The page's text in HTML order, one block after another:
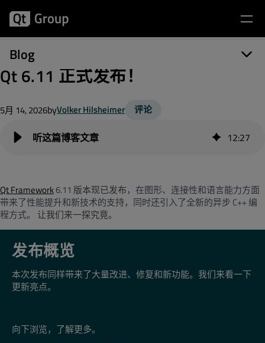
Blog
Qt 6.11 正式发布！
5月 14, 2026byVolker Hilsheimer 评论
12:27
Qt Framework6.11 版本现已发布， 在图形、连接性和语言能力方面
带来了性能提升和新技术的支持，同时还引入了全新的异步 C++编
程方式。 让我们来一探究竟。
发布概览
本次发布同样带来了大量改进、修复和新功能。我们来看一下
更新亮点。
向下浏览，了解更多。